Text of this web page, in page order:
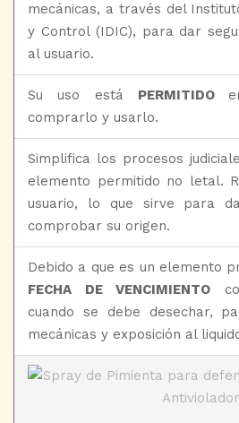
mecánicas, a través del
y Control (IDIC), para dar
al usuario.
Su uso está PERMITIDO
comprarlo y usarlo.
Simplifica los procesos
elemento permitido no letal.
usuario, lo que sirve para
comprobar su origen.
Debido a que es un elemento
FECHA DE VENCIMIENTO
cuando se debe desechar,
mecánicas y exposición al